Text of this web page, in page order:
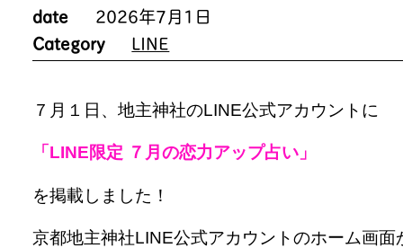
date
2026年7月1日
Category
LINE
７月１日、地主神社のLINE公式アカウントに
「LINE限定 ７月の恋力アップ占い」
を掲載しました！
京都地主神社LINE公式アカウントのホーム画面